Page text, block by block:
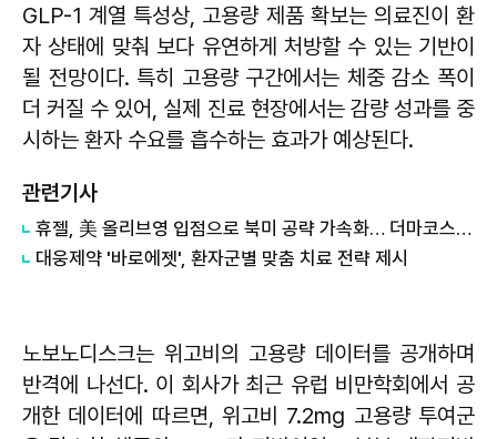
GLP-1 계열 특성상, 고용량 제품 확보는 의료진이 환
자 상태에 맞춰 보다 유연하게 처방할 수 있는 기반이
될 전망이다. 특히 고용량 구간에서는 체중 감소 폭이
더 커질 수 있어, 실제 진료 현장에서는 감량 성과를 중
시하는 환자 수요를 흡수하는 효과가 예상된다.
관련기사
휴젤, 美 올리브영 입점으로 북미 공략 가속화… 더마코스메틱 '성장 엔진' 다변화
대웅제약 '바로에젯', 환자군별 맞춤 치료 전략 제시
노보노디스크는 위고비의 고용량 데이터를 공개하며
반격에 나선다. 이 회사가 최근 유럽 비만학회에서 공
개한 데이터에 따르면, 위고비 7.2mg 고용량 투여군